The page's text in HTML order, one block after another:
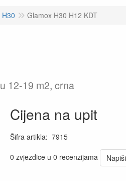
H30 Glamox H30 H12 KDT
12-19 m2, crna
Cijena na upit
Šifra artikla: 7915
0 zvjezdice u 0 recenzijama